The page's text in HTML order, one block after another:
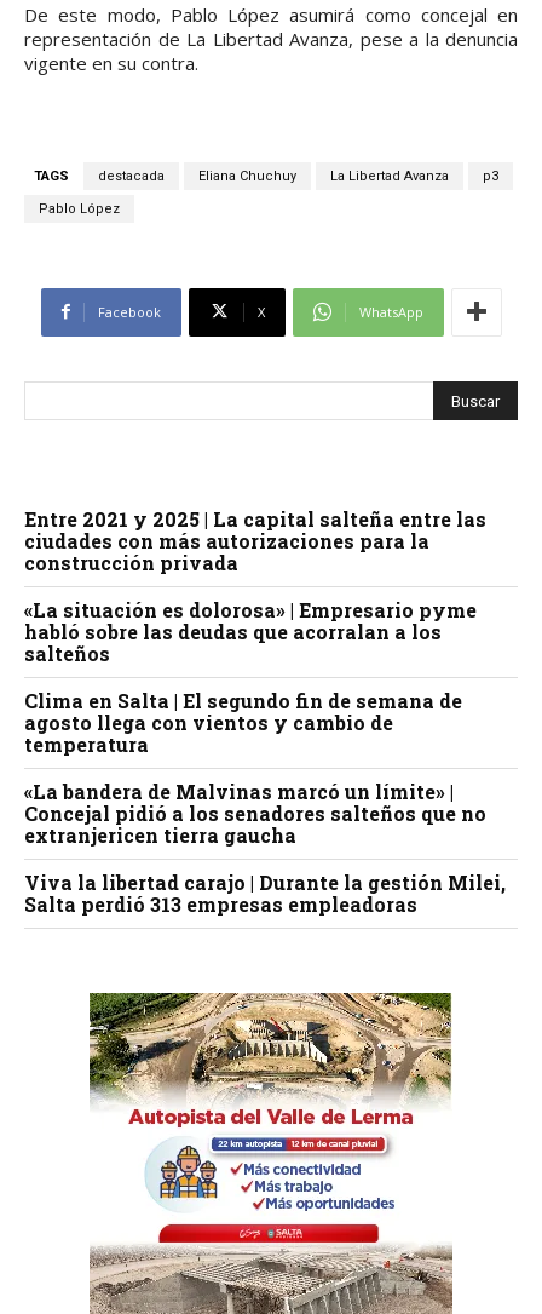
De este modo, Pablo López asumirá como concejal en
representación de La Libertad Avanza, pese a la denuncia
vigente en su contra.
TAGS destacada Eliana Chuchuy La Libertad Avanza p3
Pablo López
Facebook X WhatsApp
Entre 2021 y 2025 | La capital salteña entre las
ciudades con más autorizaciones para la
construcción privada
«La situación es dolorosa» | Empresario pyme
habló sobre las deudas que acorralan a los
salteños
Clima en Salta | El segundo fin de semana de
agosto llega con vientos y cambio de
temperatura
«La bandera de Malvinas marcó un límite» |
Concejal pidió a los senadores salteños que no
extranjericen tierra gaucha
Viva la libertad carajo | Durante la gestión Milei,
Salta perdió 313 empresas empleadoras